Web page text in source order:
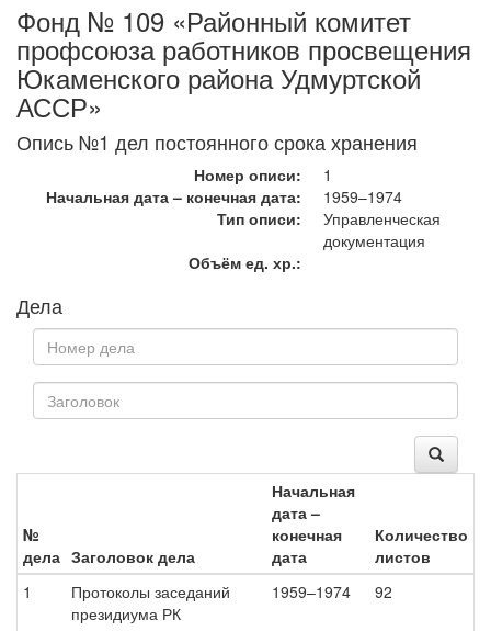
Фонд № 109 «Районный комитет
профсоюза работников просвещения
Юкаменского района Удмуртской
АССР»
Опись №1 дел постоянного срока хранения
Номер описи:
1
Начальная дата – конечная дата:
1959–1974
Тип описи:
Управленческая
документация
Объём ед. хр.:
Дела
№
дела Заголовок дела
Начальная
дата –
конечная
дата
Количество
листов
1
Протоколы заседаний
президиума РК
1959–1974 92